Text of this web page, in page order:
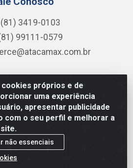
próprios e de
uma experiência
apresentar publicidade
com o seu perfil e melhorar a
não essenciais
(81) 3419-0103
99111-0579
Alimentos LTDA - RODOVIA BR-
E GALPAO:D - Muribeca, Jaboatão dos
- CNPJ 08.305.623/0001-84